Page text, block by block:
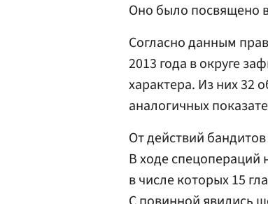
Оно было посвящено
Согласно данным
2013 года в округе
характера. Из них 32
аналогичных
От действий
В ходе спецопераций
в числе которых 15